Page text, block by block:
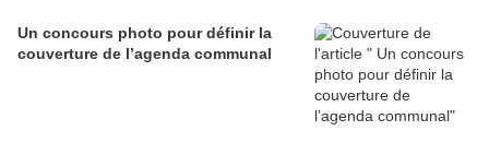
Un concours photo pour définir la
couverture de l’agenda communal